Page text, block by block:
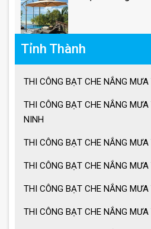
Cách chọn ô dù
Tỉnh Thành
THI CÔNG BẠT CHE NẮNG
THI CÔNG BẠT CHE NẮNG
NINH
THI CÔNG BẠT CHE NẮNG
THI CÔNG BẠT CHE NẮNG
THI CÔNG BẠT CHE NẮNG
THI CÔNG BẠT CHE NẮNG